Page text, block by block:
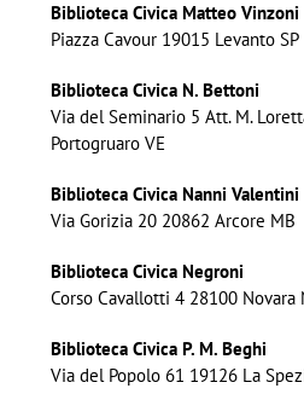
Biblioteca Civica Matteo Vinzoni
Piazza Cavour 19015 Levanto SP
Biblioteca Civica N. Bettoni
Via del Seminario 5 Att. M.
Portogruaro VE
Biblioteca Civica Nanni Valentini
Via Gorizia 20 20862 Arcore MB
Biblioteca Civica Negroni
Corso Cavallotti 4 28100 Novara
Biblioteca Civica P. M. Beghi
Via del Popolo 61 19126 La